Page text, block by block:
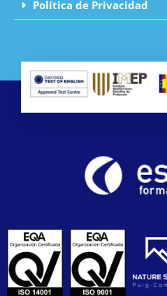
Política de Privacidad